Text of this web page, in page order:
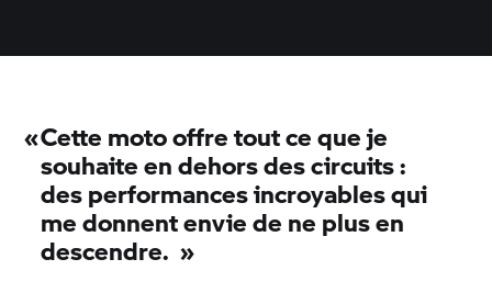
«Cette moto offre tout ce que je
souhaite en dehors des circuits :
des performances incroyables qui
me donnent envie de ne plus en
descendre. »